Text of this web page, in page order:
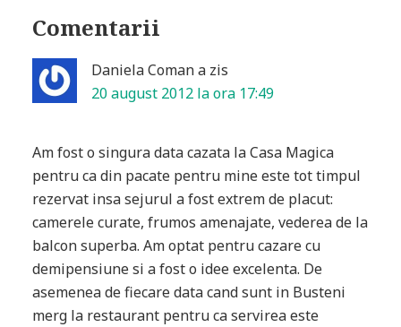
Comentarii
Daniela Comana zis
20 august 2012 la ora 17:49
Am fost o singura data cazata la Casa Magica
pentru ca din pacate pentru mine este tot timpul
rezervat insa sejurul a fost extrem de placut:
camerele curate, frumos amenajate, vederea de la
balcon superba. Am optat pentru cazare cu
demipensiune si a fost o idee excelenta. De
asemenea de fiecare data cand sunt in Busteni
merg la restaurant pentru ca servirea este